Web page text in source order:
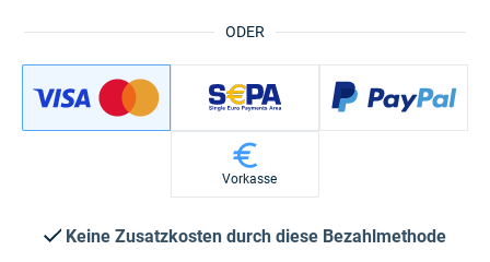
ODER
Vorkasse
Keine Zusatzkosten durch diese Bezahlmethode